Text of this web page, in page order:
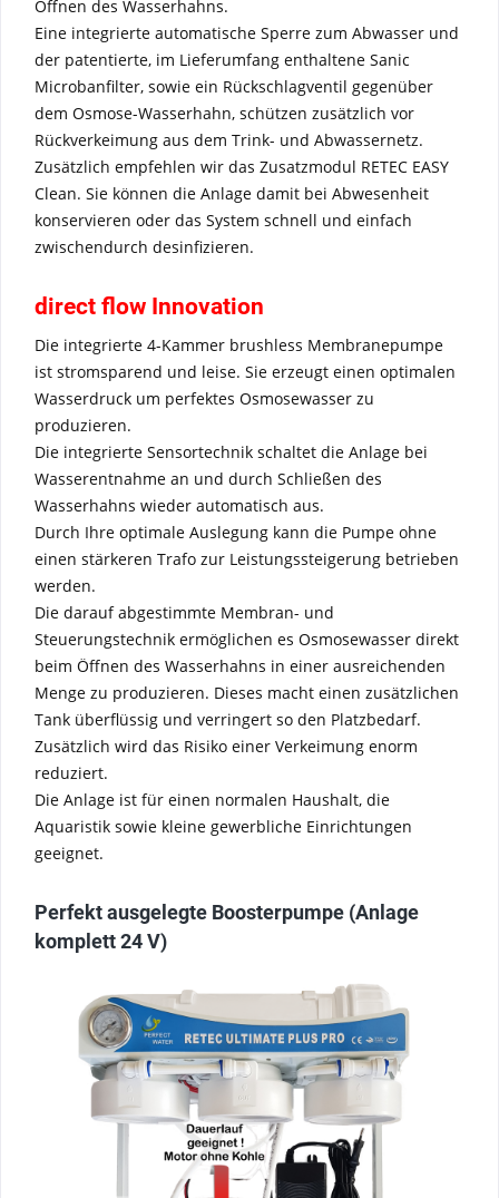
Öffnen des Wasserhahns.
Eine integrierte automatische Sperre zum Abwasser und
der patentierte, im Lieferumfang enthaltene Sanic
Microbanfilter, sowie ein Rückschlagventil gegenüber
dem Osmose-Wasserhahn, schützen zusätzlich vor
Rückverkeimung aus dem Trink- und Abwassernetz.
Zusätzlich empfehlen wir das Zusatzmodul RETEC EASY
Clean. Sie können die Anlage damit bei Abwesenheit
konservieren oder das System schnell und einfach
zwischendurch desinfizieren.
direct flow Innovation
Die integrierte 4-Kammer brushless Membranepumpe
ist stromsparend und leise. Sie erzeugt einen optimalen
Wasserdruck um perfektes Osmosewasser zu
produzieren.
Die integrierte Sensortechnik schaltet die Anlage bei
Wasserentnahme an und durch Schließen des
Wasserhahns wieder automatisch aus.
Durch Ihre optimale Auslegung kann die Pumpe ohne
einen stärkeren Trafo zur Leistungssteigerung betrieben
werden.
Die darauf abgestimmte Membran- und
Steuerungstechnik ermöglichen es Osmosewasser direkt
beim Öffnen des Wasserhahns in einer ausreichenden
Menge zu produzieren. Dieses macht einen zusätzlichen
Tank überflüssig und verringert so den Platzbedarf.
Zusätzlich wird das Risiko einer Verkeimung enorm
reduziert.
Die Anlage ist für einen normalen Haushalt, die
Aquaristik sowie kleine gewerbliche Einrichtungen
geeignet.
Perfekt ausgelegte Boosterpumpe (Anlage
komplett 24 V)